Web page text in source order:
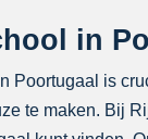
in
Poortugaal is
te maken. Bij